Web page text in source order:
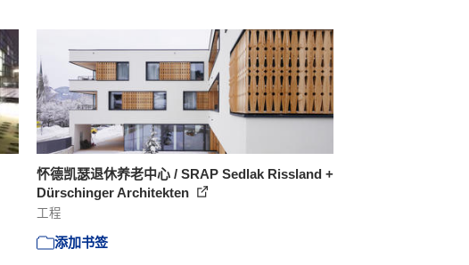
怀德凯瑟退休养老中心 / SRAP Sedlak Rissland +
Dürschinger Architekten
工程
添加书签